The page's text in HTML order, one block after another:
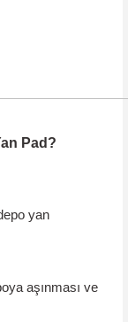
Pad?
yan
aşınması ve